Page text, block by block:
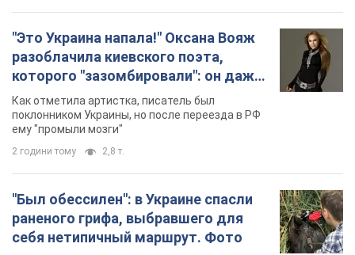
"Это Украина напала!" Оксана Вояж
разоблачила киевского поэта,
которого "зазомбировали": он даже
русского не знал, а теперь хочет
геноцида украинцев
Как отметила артистка, писатель был
поклонником Украины, но после переезда в РФ
ему "промыли мозги"
2 години тому 2,8 т.
"Был обессилен": в Украине спасли
раненого грифа, выбравшего для
себя нетипичный маршрут. Фото